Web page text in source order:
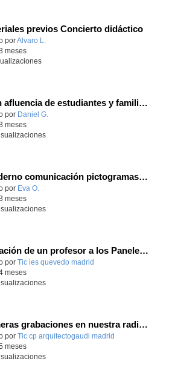
previos Concierto didáctico
educativo.
porAlvaro L.
meses
Gran afluencia de estudiantes y familias en la jornada de puertas abiertas que nuestro centro desarrolló el pasado 23 de abril de 2026
por Daniel G.
meses
Cuaderno comunicación pictogramas y LSE
por Eva O.
meses
Invitación de un profesor a los Paneles Europeos de Ciudadanos del mes de marzo 2026
por Tic ies quevedo madrid
meses
Primeras grabaciones en nuestra radio ONDA GAUDÍ
educativo.
por Tic cp arquitectogaudi madrid
meses